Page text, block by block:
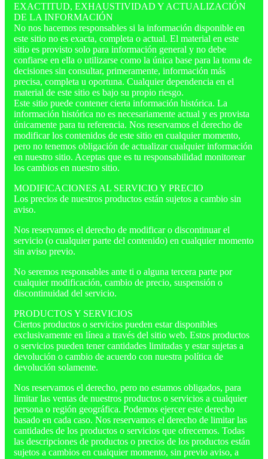
EXACTITUD, EXHAUSTIVIDAD Y ACTUALIZACIÓN
DE LA INFORMACIÓN
No nos hacemos responsables si la información disponible en
este sitio no es exacta, completa o actual. El material en este
sitio es provisto solo para información general y no debe
confiarse en ella o utilizarse como la única base para la toma de
decisiones sin consultar, primeramente, información más
precisa, completa u oportuna. Cualquier dependencia en el
material de este sitio es bajo su propio riesgo.
Este sitio puede contener cierta información histórica. La
información histórica no es necesariamente actual y es provista
únicamente para tu referencia. Nos reservamos el derecho de
modificar los contenidos de este sitio en cualquier momento,
pero no tenemos obligación de actualizar cualquier información
en nuestro sitio. Aceptas que es tu responsabilidad monitorear
los cambios en nuestro sitio.
MODIFICACIONES AL SERVICIO Y PRECIO
Los precios de nuestros productos están sujetos a cambio sin
aviso.
Nos reservamos el derecho de modificar o discontinuar el
servicio (o cualquier parte del contenido) en cualquier momento
sin aviso previo.
No seremos responsables ante ti o alguna tercera parte por
cualquier modificación, cambio de precio, suspensión o
discontinuidad del servicio.
PRODUCTOS Y SERVICIOS
Ciertos productos o servicios pueden estar disponibles
exclusivamente en línea a través del sitio web. Estos productos
o servicios pueden tener cantidades limitadas y estar sujetas a
devolución o cambio de acuerdo con nuestra política de
devolución solamente.
Nos reservamos el derecho, pero no estamos obligados, para
limitar las ventas de nuestros productos o servicios a cualquier
persona o región geográfica. Podemos ejercer este derecho
basado en cada caso. Nos reservamos el derecho de limitar las
cantidades de los productos o servicios que ofrecemos. Todas
las descripciones de productos o precios de los productos están
sujetos a cambios en cualquier momento, sin previo aviso, a